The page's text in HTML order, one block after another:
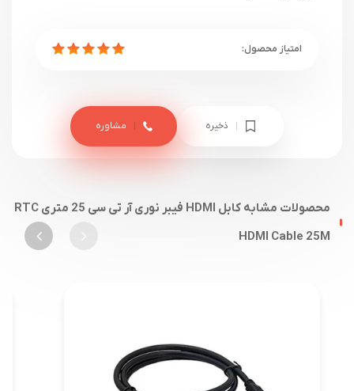
ذخیره مشاوره
محصولات مشابه کابل HDMI فیبر نوری آر تی سی 25 متری RTC
HDMI Cable 25M